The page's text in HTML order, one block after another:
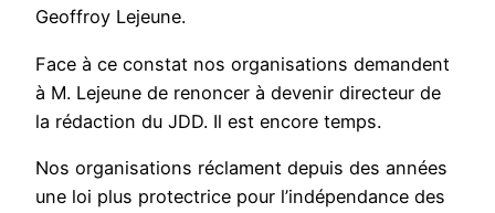
Geoffroy Lejeune.
Face à ce constat nos organisations demandent
à M. Lejeune de renoncer à devenir directeur de
la rédaction du JDD. Il est encore temps.
Nos organisations réclament depuis des années
une loi plus protectrice pour l’indépendance des